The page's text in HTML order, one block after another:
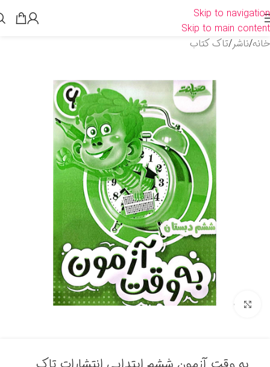
Skip to navigation
Skip to main content
خانه/ناشر/تاک کتاب
برای بزرگنمایی کلیک کنید